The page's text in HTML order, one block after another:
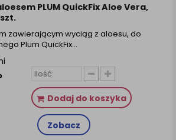
PLUM QuickFix Aloe Vera,
zawierającym wyciąg z aloesu, do
Plum QuickFix…
Dodaj do koszyka
Zobacz